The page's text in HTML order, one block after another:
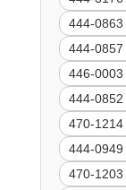
444-0863
444-
446-0003
444-
470-
444-
470-1203